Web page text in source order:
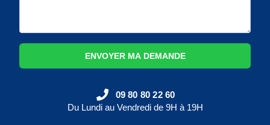
ENVOYER MA DEMANDE
09 80 80 22 60
Du Lundi au Vendredi de 9H à 19H